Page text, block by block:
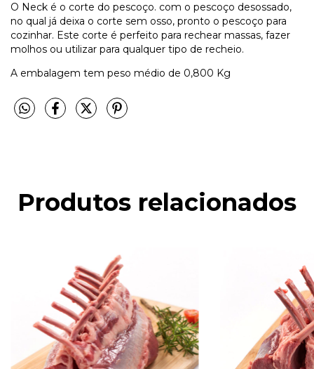
O Neck é o corte do pescoço. com o pescoço desossado,
no qual já deixa o corte sem osso, pronto o pescoço para
cozinhar. Este corte é perfeito para rechear massas, fazer
molhos ou utilizar para qualquer tipo de recheio.
A embalagem tem peso médio de 0,800 Kg
Produtos relacionados